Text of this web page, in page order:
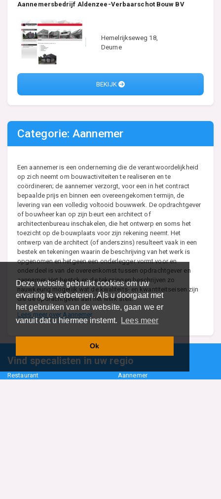
Deze website gebruikt cookies om uw
ervaring te verbeteren. Als u doorgaat met
het gebruiken van de website, gaan we er
vanuit dat u hiermee instemt.
Lees meer
Ok
Aannemersbedrijf Aldenzee-Verbaarschot Bouw BV
Hemelrijkseweg 18,
Deurne
BEKIJK
Categorie: Aannemer
Een aannemer is een onderneming die de verantwoordelijkheid
op zich neemt om bouwactiviteiten te realiseren en te
coördineren; de aannemer verzorgt, voor een in het contract
bepaalde prijs en binnen een overeengekomen termijn, de
levering van een volledig voltooid bouwwerk. De opdrachtgever
of bouwheer kan op zijn beurt een architect of
architectenbureau inschakelen, die het ontwerp en soms het
toezicht op de bouwplaats voor zijn rekening neemt. Het
ontwerp van de architect (of anderszins) resulteert vaak in een
bestek en tekeningen waarin de beschrijving van het werk is
opgenomen en hetgeen een onderlegger vormt voor en
onderdeel is van de overeenkomst tussen opdrachtgever en
aannemer. Het bestek en de tekeningen beschrijven zo
nauwkeurig mogelijk wat de kwaliteits- en kwantiteitseisen zijn
die de opdrachtgever aan het werk stelt.
Lees meer over Aannemer
Vind specalisten in uw regio
Restaurant Aannemer